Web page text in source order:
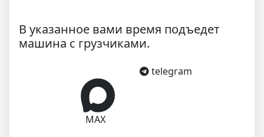
В указанное вами время подъедет
машина с грузчиками.
MAX
telegram